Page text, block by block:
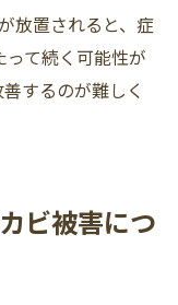
放置されると、症
て続く可能性が
するのが難しく
ビ被害につ